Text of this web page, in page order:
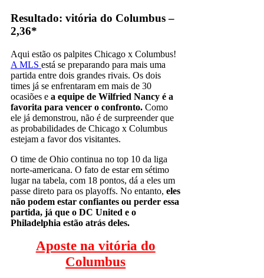
Resultado: vitória do Columbus –
2,36*
Aqui estão os palpites Chicago x Columbus!
A MLS está se preparando para mais uma
partida entre dois grandes rivais. Os dois
times já se enfrentaram em mais de 30
ocasiões e a equipe de Wilfried Nancy é a
favorita para vencer o confronto. Como
ele já demonstrou, não é de surpreender que
as probabilidades de Chicago x Columbus
estejam a favor dos visitantes.
O time de Ohio continua no top 10 da liga
norte-americana. O fato de estar em sétimo
lugar na tabela, com 18 pontos, dá a eles um
passe direto para os playoffs. No entanto, eles
não podem estar confiantes ou perder essa
partida, já que o DC United e o
Philadelphia estão atrás deles.
Aposte na vitória do
Columbus